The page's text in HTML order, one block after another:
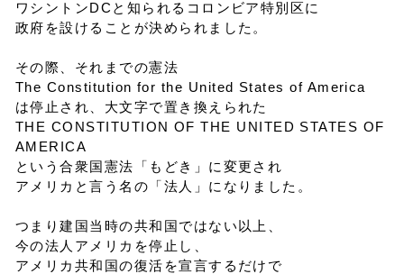
ワシントンDCと知られるコロンビア特別区に
政府を設けることが決められました。
その際、それまでの憲法
The Constitution for the United States of America
は停止され、大文字で置き換えられた
THE CONSTITUTION OF THE UNITED STATES OF
AMERICA
という合衆国憲法「もどき」に変更され
アメリカと言う名の「法人」になりました。
つまり建国当時の共和国ではない以上、
今の法人アメリカを停止し、
アメリカ共和国の復活を宣言するだけで